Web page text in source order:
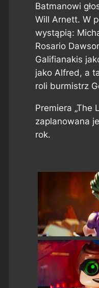
Batmanowi
Will Arnett. W
wystąpią:
Rosario
Galifianakis
jako Alfred, a
roli burmistrz
Premiera „The
zaplanowana
rok.